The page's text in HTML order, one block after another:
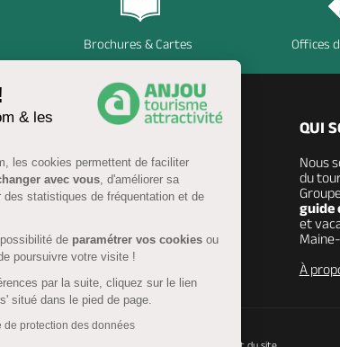
& les
les cookies permettent de faciliter
avec vous, d'améliorer sa
des statistiques de fréquentation et de
de paramétrer vos cookies ou
poursuivre votre visite !
par la suite, cliquez sur le lien
situé dans le pied de page.
protection des données
Brochures & Cartes Offices
QUI
Nous
du
guide
et
À
Fonctionnement du site